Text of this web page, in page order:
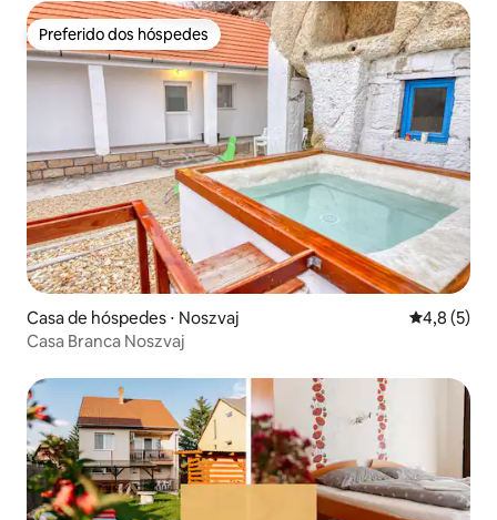
Preferido dos hóspedes
Preferido dos hóspedes
Casa de hóspedes ⋅ Noszvaj 4,8 de
4,8 (5)
Casa Branca Noszvaj